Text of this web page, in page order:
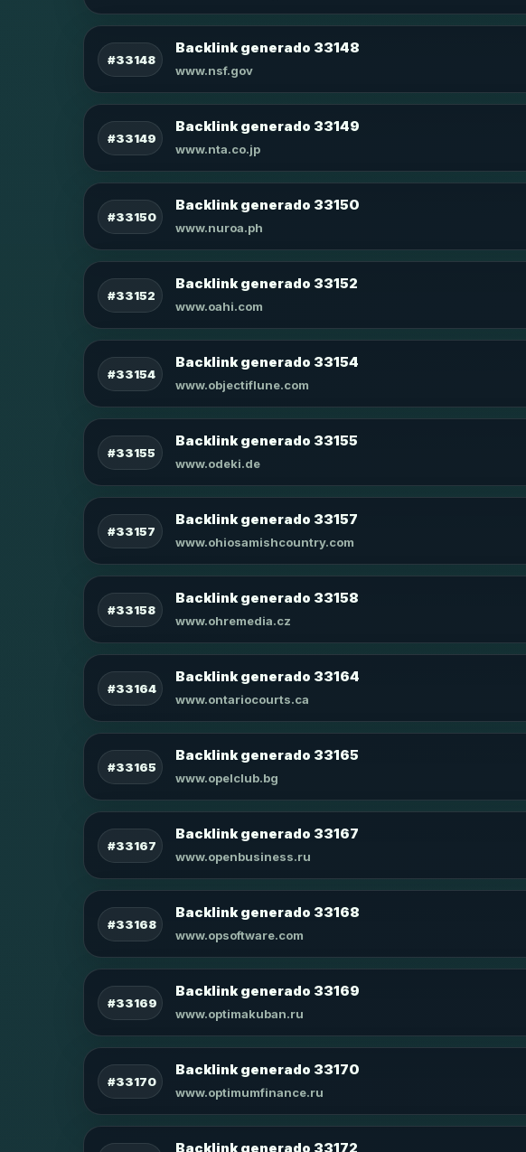
#33148
Backlink generado 33148
www.nsf.gov
#33149
Backlink generado 33149
www.nta.co.jp
#33150
Backlink generado 33150
www.nuroa.ph
#33152
Backlink generado 33152
www.oahi.com
#33154
Backlink generado 33154
www.objectiflune.com
#33155
Backlink generado 33155
www.odeki.de
#33157
Backlink generado 33157
www.ohiosamishcountry.com
#33158
Backlink generado 33158
www.ohremedia.cz
#33164
Backlink generado 33164
www.ontariocourts.ca
#33165
Backlink generado 33165
www.opelclub.bg
#33167
Backlink generado 33167
www.openbusiness.ru
#33168
Backlink generado 33168
www.opsoftware.com
#33169
Backlink generado 33169
www.optimakuban.ru
#33170
Backlink generado 33170
www.optimumfinance.ru
Backlink generado 33172